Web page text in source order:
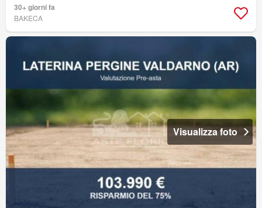
30+ giorni fa
BAKECA
Visualizza foto